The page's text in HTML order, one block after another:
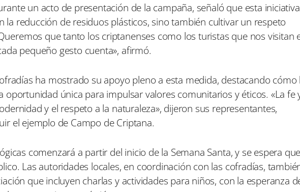
un acto de presentación de la campaña, señaló que esta
reducción de residuos plásticos, sino también cultivar un respeto
que tanto los criptanenses como los turistas que nos visitan
pequeño gesto cuenta», afirmó.
ha mostrado su apoyo pleno a esta medida, destacando cómo
oportunidad única para impulsar valores comunitarios y éticos. «La fe
y el respeto a la naturaleza», dijeron sus representantes,
el ejemplo de Campo de Criptana.
comenzará a partir del inicio de la Semana Santa, y se espera que
Las autoridades locales, en coordinación con las cofradías,
que incluyen charlas y actividades para niños, con la esperanza